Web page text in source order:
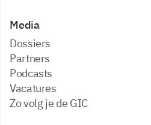
Media
dossiers
partners
podcasts
vacatures
zo volg je de GIC